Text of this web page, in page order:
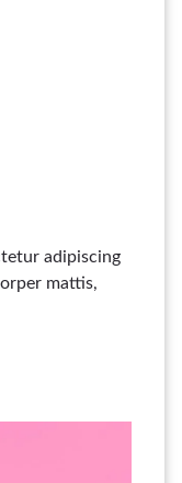
adipiscing
mattis,